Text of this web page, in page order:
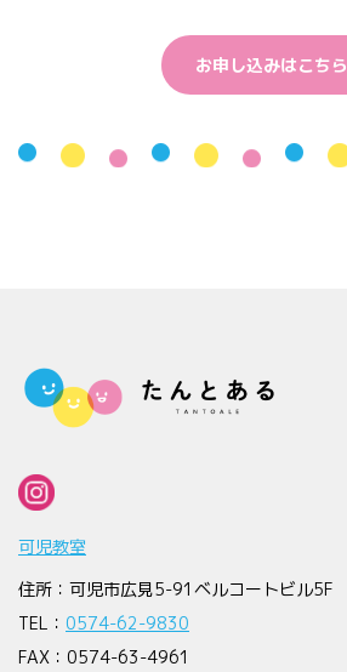
お申し込みはこちら
可児教室
住所：可児市広見5-91ベルコートビル5F
TEL： 0574-62-9830
FAX：0574-63-4961